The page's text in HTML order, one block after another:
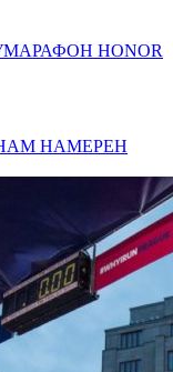
HONOR
НАМЕРЕН